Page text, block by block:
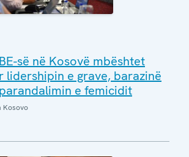
së në Kosovë mbështet
lidershipin e grave, barazinë
e femicidit
Kosovo